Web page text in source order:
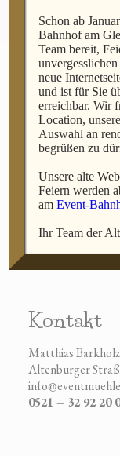
Für
Website
Impressumund
Kontakt
Matthias Barkholz
Altenburger
0521 – 32 92 20
Schon ab
Bahnhof am
Team bereit,
neue
und ist für Sie
erreichbar. Wir
Location,
Auswahl an
begrüßen zu
Unsere alte
Feiern werden
amEvent-
Ihr Team der